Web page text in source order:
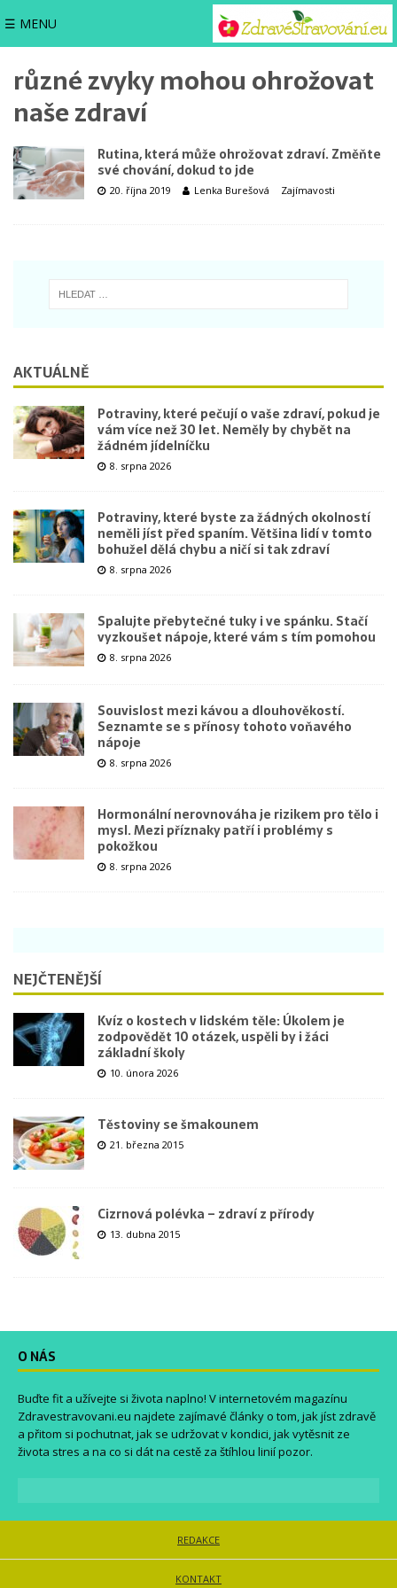
☰ MENU
různé zvyky mohou ohrožovat
naše zdraví
Rutina, která může ohrožovat zdraví. Změňte
své chování, dokud to jde
20. října 2019 Lenka Burešová Zajímavosti
AKTUÁLNĚ
Potraviny, které pečují o vaše zdraví, pokud je
vám více než 30 let. Neměly by chybět na
žádném jídelníčku
8. srpna 2026
Potraviny, které byste za žádných okolností
neměli jíst před spaním. Většina lidí v tomto
bohužel dělá chybu a ničí si tak zdraví
8. srpna 2026
Spalujte přebytečné tuky i ve spánku. Stačí
vyzkoušet nápoje, které vám s tím pomohou
8. srpna 2026
Souvislost mezi kávou a dlouhověkostí.
Seznamte se s přínosy tohoto voňavého
nápoje
8. srpna 2026
Hormonální nerovnováha je rizikem pro tělo i
mysl. Mezi příznaky patří i problémy s
pokožkou
8. srpna 2026
NEJČTENĚJŠÍ
Kvíz o kostech v lidském těle: Úkolem je
zodpovědět 10 otázek, uspěli by i žáci
základní školy
10. února 2026
Těstoviny se šmakounem
21. března 2015
Cizrnová polévka – zdraví z přírody
13. dubna 2015
O NÁS
Buďte fit a užívejte si života naplno! V internetovém magazínu
Zdravestravovani.eu najdete zajímavé články o tom, jak jíst zdravě
a přitom si pochutnat, jak se udržovat v kondici, jak vytěsnit ze
života stres a na co si dát na cestě za štíhlou linií pozor.
REDAKCE
KONTAKT